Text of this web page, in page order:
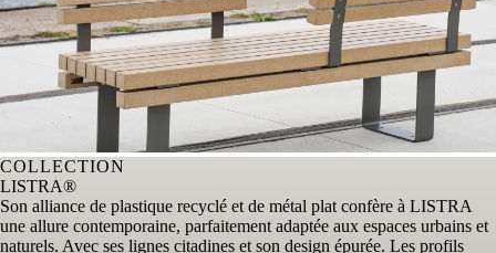
COLLECTION
LISTRA®
Son alliance de plastique recyclé et de métal plat confère à LISTRA
une allure contemporaine, parfaitement adaptée aux espaces urbains et
naturels. Avec ses lignes citadines et son design épurée. Les profils